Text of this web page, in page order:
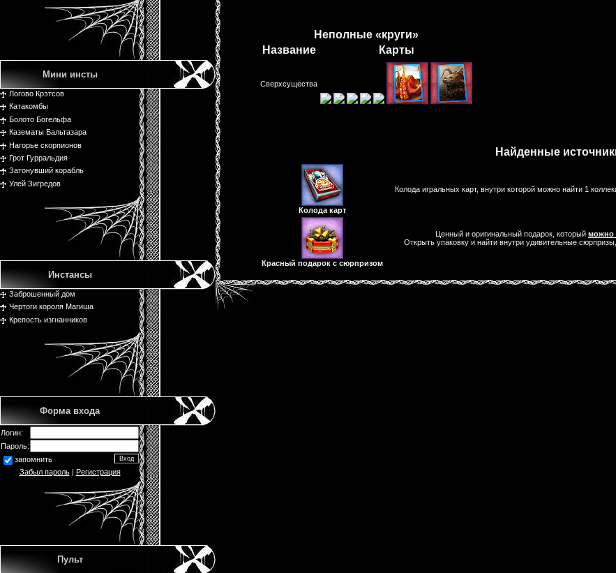
Мини инсты
Логово Крэтсов
Катакомбы
Болото Богельфа
Казематы Бальтазара
Нагорье скорпионов
Грот Гурральдия
Затонувший корабль
Улей Зигредов
Инстансы
Заброшенный дом
Чертоги короля Магиша
Крепость изгнанников
Форма входа
Логин:
Пароль:
запомнить
Забыл пароль| Регистрация
Пульт
Неполные «круги»
Название
Карты
Сверхсущества
Найденные
Колода карт
Колода игральных карт, внутри которой можно найти 1
Красный подарок с сюрпризом
Ценный и оригинальный подарок, который можно
Открыть упаковку и найти внутри удивительные